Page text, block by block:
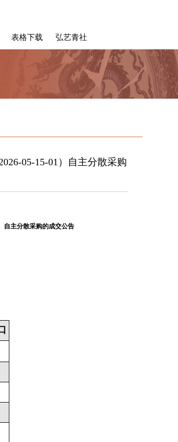
表格下载 弘艺青社
05-15-01）自主分散采购
自主分散采购的成交公告